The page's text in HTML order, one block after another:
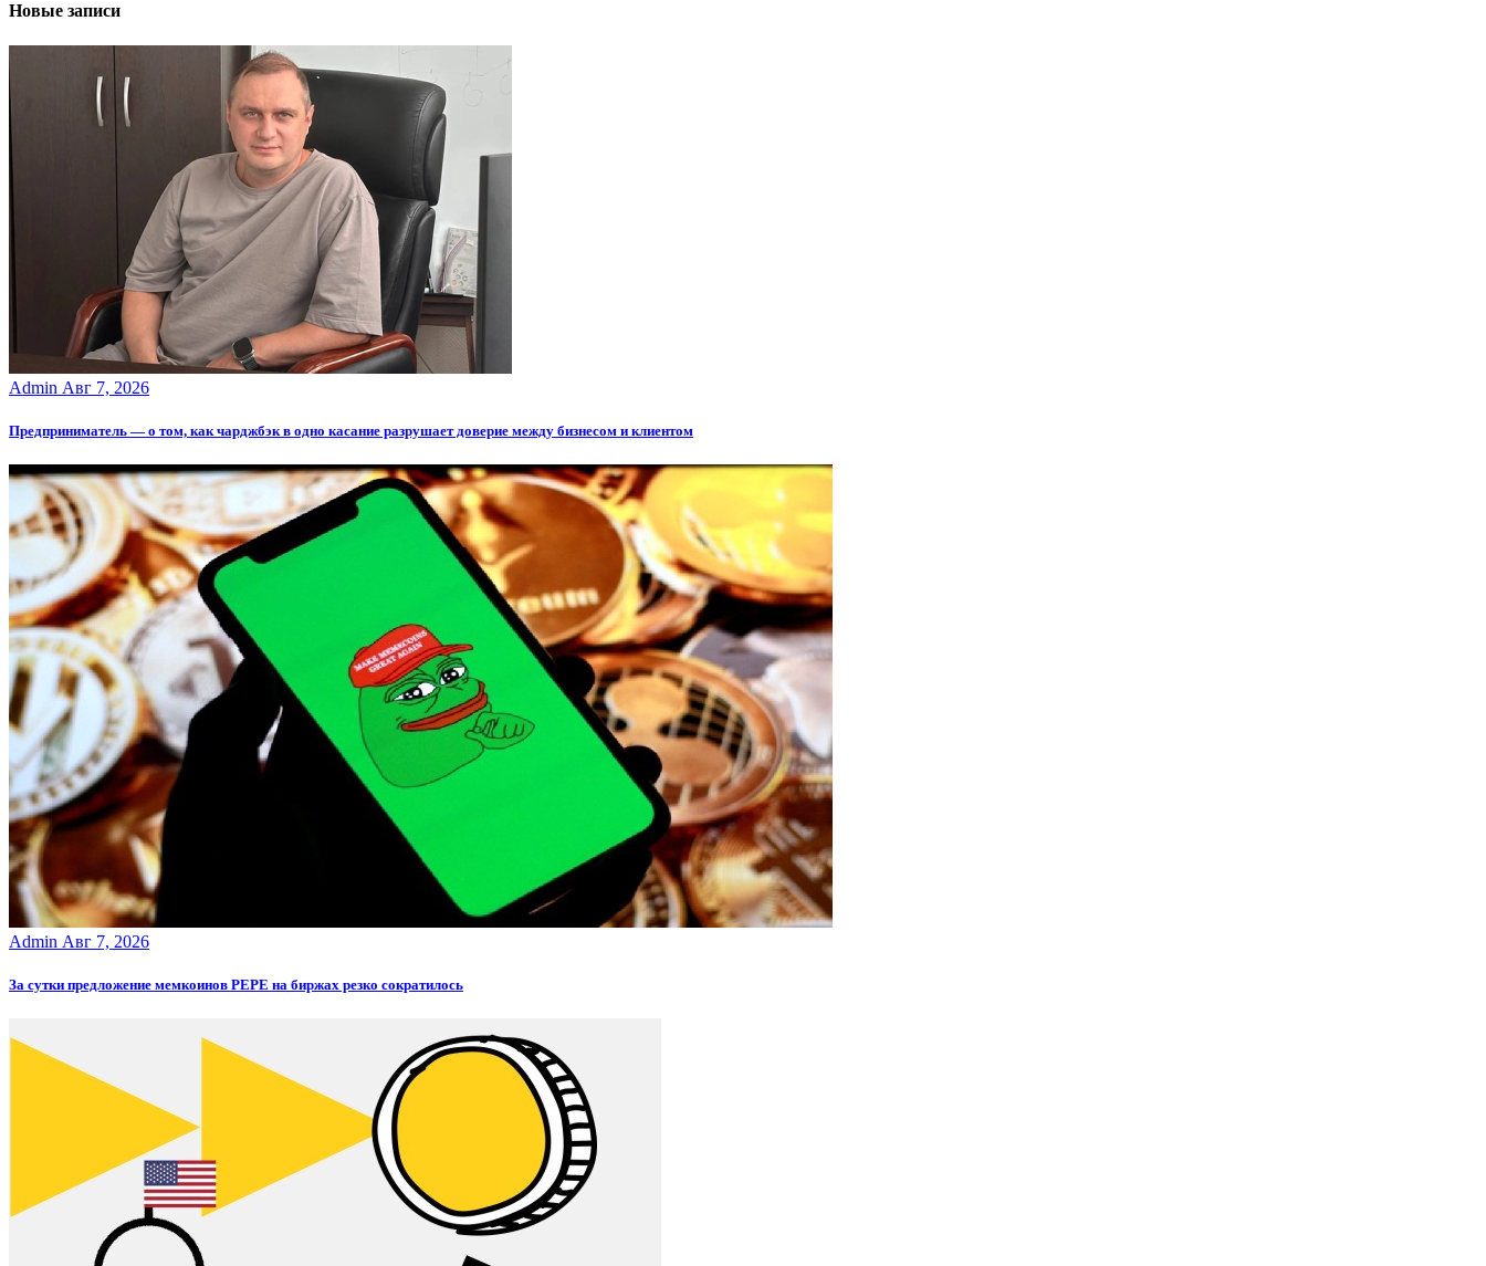
Новые записи
Admin Авг 7, 2026
Предприниматель — о том, как чарджбэк в одно касание разрушает доверие между бизнесом и клиентом
Admin Авг 7, 2026
За сутки предложение мемкоинов PEPE на биржах резко сократилось